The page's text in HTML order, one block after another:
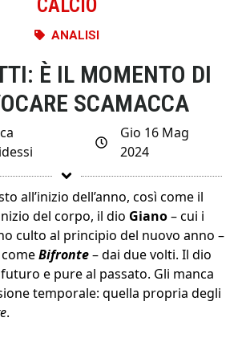
CALCIO
ANALISI
È IL MOMENTO DI
SCAMACCA
Gio 16 Mag
2024
all’inizio dell’anno, così come il
del corpo, il dio Giano– cui i
culto al principio del nuovo anno –
Bifronte– dai due volti. Il dio
e pure al passato. Gli manca
temporale: quella propria degli
.